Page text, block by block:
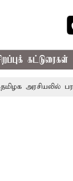
கட்டுரைகள்